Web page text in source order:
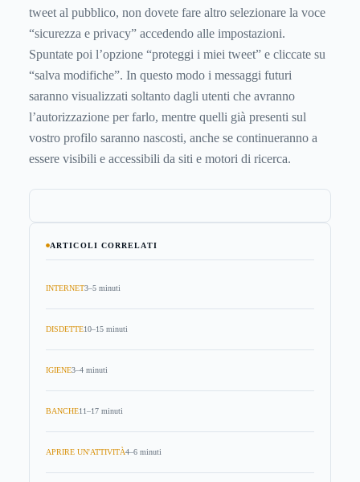
tweet al pubblico, non dovete fare altro selezionare la voce
“sicurezza e privacy” accedendo alle impostazioni.
Spuntate poi l’opzione “proteggi i miei tweet” e cliccate su
“salva modifiche”. In questo modo i messaggi futuri
saranno visualizzati soltanto dagli utenti che avranno
l’autorizzazione per farlo, mentre quelli già presenti sul
vostro profilo saranno nascosti, anche se continueranno a
essere visibili e accessibili da siti e motori di ricerca.
ARTICOLI CORRELATI
INTERNET3–5 minuti
DISDETTE10–15 minuti
IGIENE3–4 minuti
BANCHE11–17 minuti
APRIRE UN'ATTIVITÀ4–6 minuti